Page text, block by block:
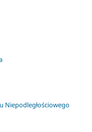
Niepodległościowego